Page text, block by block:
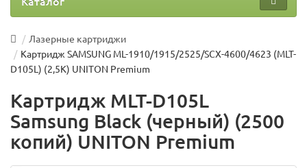
Лазерные картриджи
Картридж SAMSUNG ML-1910/1915/2525/SCX-4600/4623 (MLT-
D105L) (2,5K) UNITON Premium
Картридж MLT-D105L
Samsung Black (черный) (2500
копий) UNITON Premium